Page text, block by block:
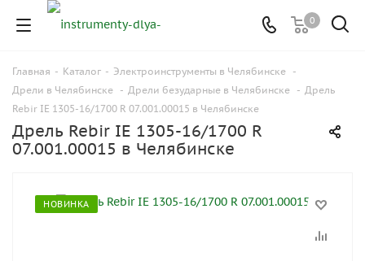
0
Главная - Каталог - Электроинструменты в Челябинске -
Дрели в Челябинске - Дрели безударные в Челябинске - Дрель
Rebir IE 1305-16/1700 R 07.001.00015 в Челябинске
Дрель Rebir IE 1305-16/1700 R
07.001.00015 в Челябинске
НОВИНКА